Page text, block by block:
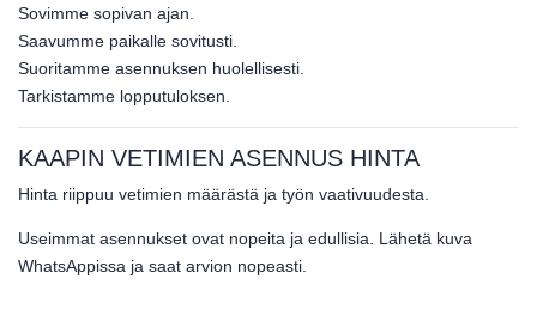
Sovimme sopivan ajan.
Saavumme paikalle sovitusti.
Suoritamme asennuksen huolellisesti.
Tarkistamme lopputuloksen.
KAAPIN VETIMIEN ASENNUS HINTA
Hinta riippuu vetimien määrästä ja työn vaativuudesta.
Useimmat asennukset ovat nopeita ja edullisia. Lähetä kuva
WhatsAppissa ja saat arvion nopeasti.